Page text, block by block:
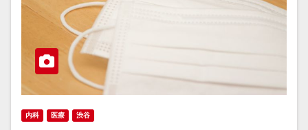
内科 医療 渋谷